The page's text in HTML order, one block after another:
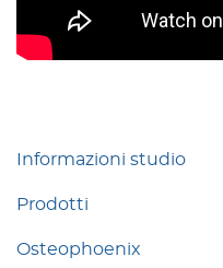
Informazioni studio
Prodotti
Osteophoenix